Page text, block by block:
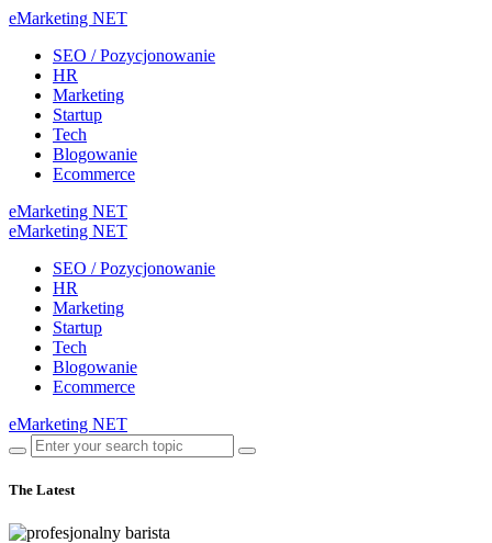
eMarketing NET
SEO / Pozycjonowanie
HR
Marketing
Startup
Tech
Blogowanie
Ecommerce
eMarketing NET
eMarketing NET
SEO / Pozycjonowanie
HR
Marketing
Startup
Tech
Blogowanie
Ecommerce
eMarketing NET
The Latest